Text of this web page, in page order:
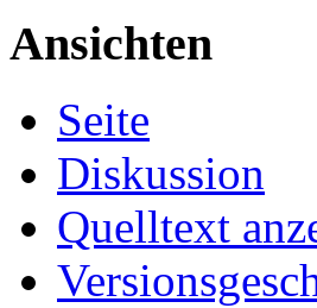
Ansichten
Seite
Diskussion
Quelltext